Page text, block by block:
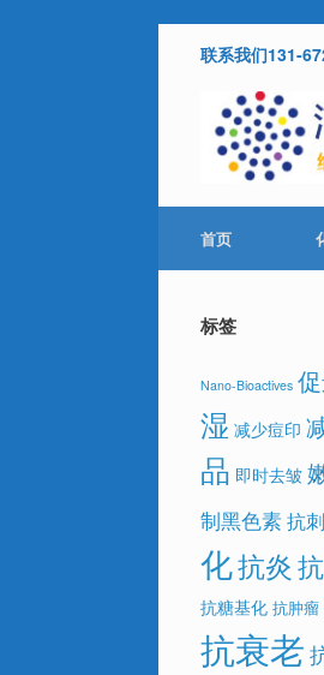
联系我们131-
首页
标签
Nano-Bioactives
湿 减少痘印
品 即时去皱
制黑色素抗
化抗炎
抗糖基化 抗肿瘤
抗衰老